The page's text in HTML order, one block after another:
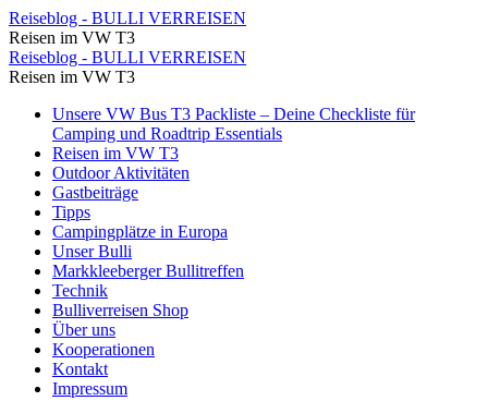
Auf
Schusters
Rappen
durch
wunderschöne
Landschaft
Reiseblog
BULLI
VERREISEN
Reiseblog - BULLI VERREISEN
Reisen im VW T3
Auf
Schusters
Rappen
durch
die
wunderschöne
Landschaft
Reiseblog
BULLI
VERREISEN
Reiseblog - BULLI VERREISEN
Reisen im VW T3
Skip
content
Unsere VW Bus T3 Packliste – Deine Checkliste für
Camping und Roadtrip Essentials
Reisen im VW T3
Outdoor Aktivitäten
Gastbeiträge
Tipps
Campingplätze in Europa
Unser Bulli
Markkleeberger Bullitreffen
Technik
Bulliverreisen Shop
Über uns
Kooperationen
Kontakt
Impressum